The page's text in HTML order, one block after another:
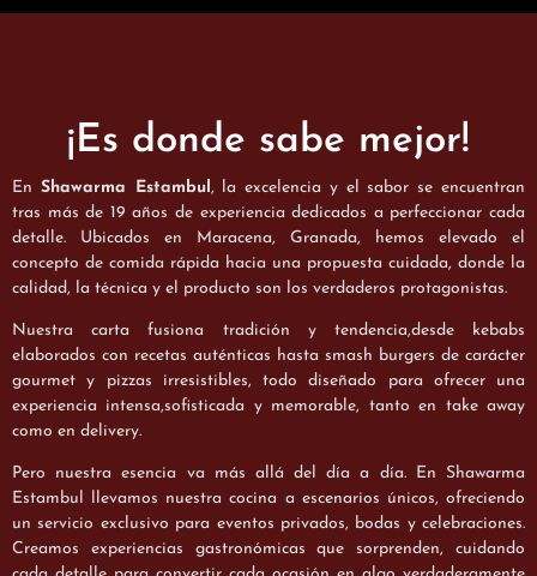
¡Es donde sabe mejor!
En Shawarma Estambul , la excelencia y el sabor se encuentran
tras más de 19 años de experiencia dedicados a perfeccionar cada
detalle. Ubicados en Maracena, Granada, hemos elevado el
concepto de comida rápida hacia una propuesta cuidada, donde la
calidad, la técnica y el producto son los verdaderos protagonistas.
Nuestra carta fusiona tradición y tendencia,desde kebabs
elaborados con recetas auténticas hasta smash burgers de carácter
gourmet y pizzas irresistibles, todo diseñado para ofrecer una
experiencia intensa,sofisticada y memorable, tanto en take away
como en delivery.
Pero nuestra esencia va más allá del día a día. En Shawarma
Estambul llevamos nuestra cocina a escenarios únicos, ofreciendo
un servicio exclusivo para eventos privados, bodas y celebraciones.
Creamos experiencias gastronómicas que sorprenden, cuidando